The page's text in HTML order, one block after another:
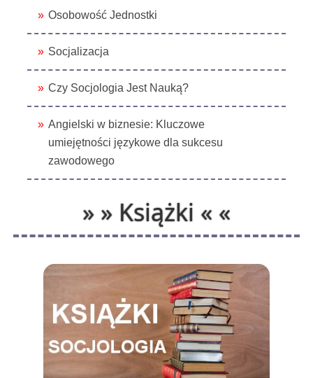
Osobowość Jednostki
Socjalizacja
Czy Socjologia Jest Nauką?
Angielski w biznesie: Kluczowe
umiejętności językowe dla sukcesu
zawodowego
» » Książki « «